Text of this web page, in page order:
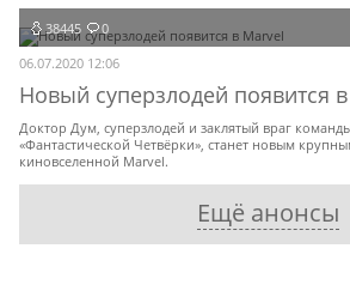
38445 0
06.07.2020 12:06
Новый суперзлодей появится
Доктор Дум, суперзлодей и заклятый враг
«Фантастической Четвёрки», станет новым
киновселенной Marvel.
Ещё анонсы